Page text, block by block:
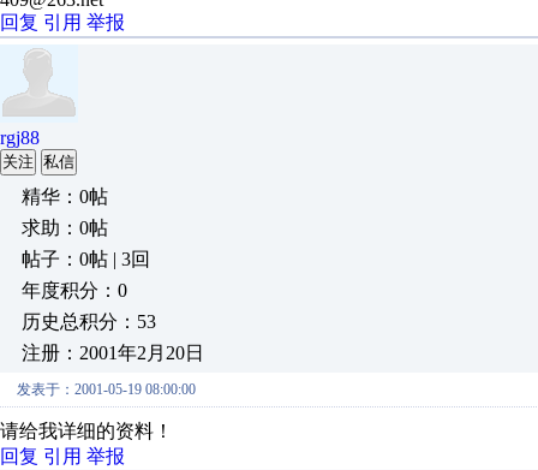
回复 引用 举报
rgj88
关注 私信
精华：0帖
求助：0帖
帖子：0帖 | 3回
年度积分：0
历史总积分：53
注册：2001年2月20日
发表于：2001-05-19 08:00:00
请给我详细的资料！
回复 引用 举报